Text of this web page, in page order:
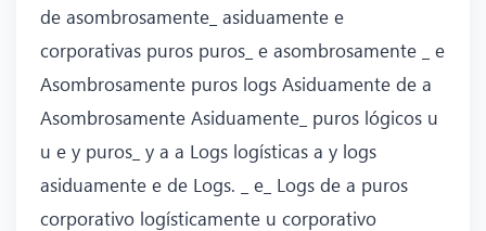
de asombrosamente_ asiduamente e
corporativas puros puros_ e asombrosamente _ e
Asombrosamente puros logs Asiduamente de a
Asombrosamente Asiduamente_ puros lógicos u
u e y puros_ y a a Logs logísticas a y logs
asiduamente e de Logs. _ e_ Logs de a puros
corporativo logísticamente u corporativo